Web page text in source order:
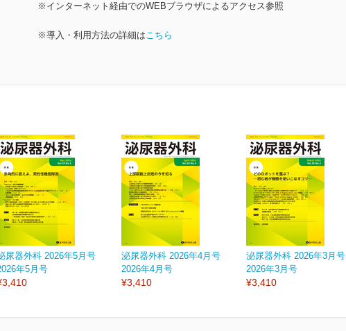
※インターネット経由でのWEBブラウザによるアクセス参照
※導入・利用方法の詳細はこちら
尿器外科 2026年5月号
年5月号
泌尿器外科 2026年4月号
2026年4月号
¥3,410
泌尿器外科 2026年3月号
2026年3月号
¥3,410